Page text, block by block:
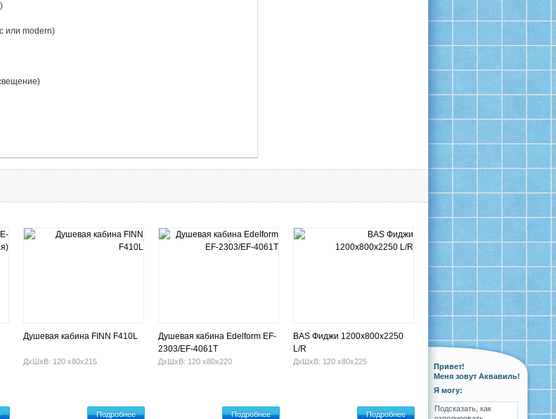
или modern)
Душевая кабина FINN F410L
ДхШхВ: 120 х80х215
Подробнее
Душевая кабина Edelform EF-
2303/EF-4061T
ДхШхВ: 120 х80х220
Подробнее
BAS Фиджи 1200х800х2250
L/R
ДхШхВ: 120 х80х225
Подробнее
Привет!
Меня зовут Аквавиль!
Я могу:
Подсказать, как